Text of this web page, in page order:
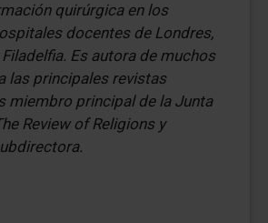
quirúrgica en los
docentes de Londres,
Es autora de muchos
las principales revistas
miembro principal de la Junta
Review of Religions y